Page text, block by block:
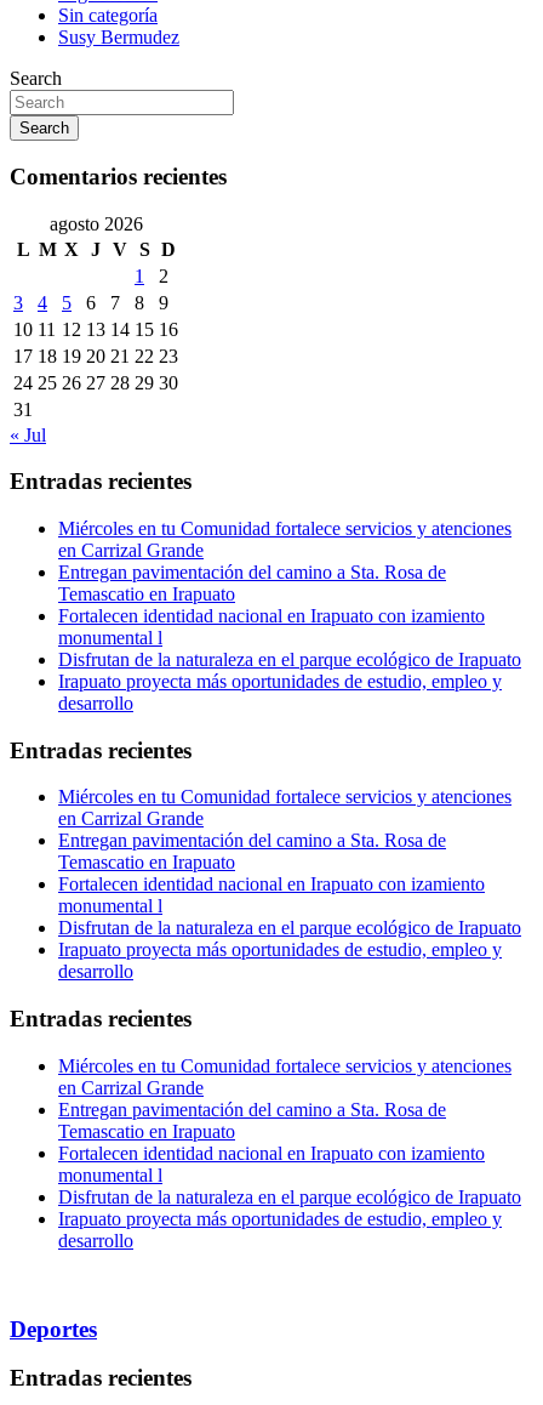
Sin categoría
Susy Bermudez
Search
Search
Comentarios recientes
agosto 2026
L M X J V S D
1
2
3
4 5 6 7 8
9
10 11 12 13 14 15 16
17 18 19 20 21 22 23
24 25 26 27 28 29 30
31
« Jul
Entradas recientes
Miércoles en tu Comunidad fortalece servicios y atenciones
en Carrizal Grande
Entregan pavimentación del camino a Sta. Rosa de
Temascatio en Irapuato
Fortalecen identidad nacional en Irapuato con izamiento
monumental l
Disfrutan de la naturaleza en el parque ecológico de Irapuato
Irapuato proyecta más oportunidades de estudio, empleo y
desarrollo
Entradas recientes
Miércoles en tu Comunidad fortalece servicios y atenciones
en Carrizal Grande
Entregan pavimentación del camino a Sta. Rosa de
Temascatio en Irapuato
Fortalecen identidad nacional en Irapuato con izamiento
monumental l
Disfrutan de la naturaleza en el parque ecológico de Irapuato
Irapuato proyecta más oportunidades de estudio, empleo y
desarrollo
Entradas recientes
Miércoles en tu Comunidad fortalece servicios y atenciones
en Carrizal Grande
Entregan pavimentación del camino a Sta. Rosa de
Temascatio en Irapuato
Fortalecen identidad nacional en Irapuato con izamiento
monumental l
Disfrutan de la naturaleza en el parque ecológico de Irapuato
Irapuato proyecta más oportunidades de estudio, empleo y
desarrollo
Deportes
Entradas recientes